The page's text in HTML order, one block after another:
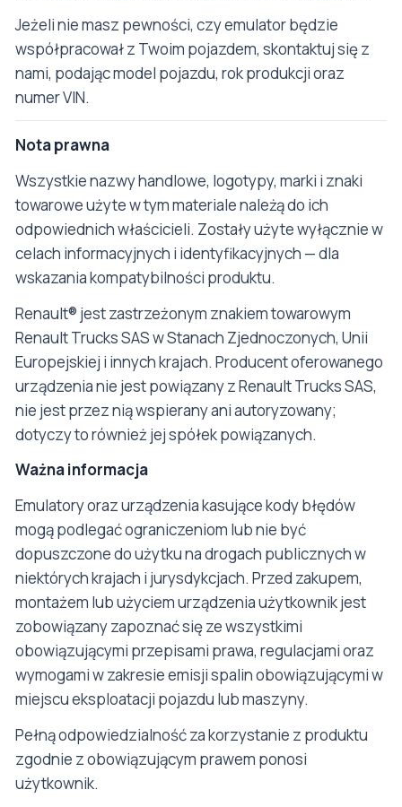
Jeżeli nie masz pewności, czy emulator będzie
współpracował z Twoim pojazdem, skontaktuj się z
nami, podając model pojazdu, rok produkcji oraz
numer VIN.
Nota prawna
Wszystkie nazwy handlowe, logotypy, marki i znaki
towarowe użyte w tym materiale należą do ich
odpowiednich właścicieli. Zostały użyte wyłącznie w
celach informacyjnych i identyfikacyjnych — dla
wskazania kompatybilności produktu.
Renault® jest zastrzeżonym znakiem towarowym
Renault Trucks SAS w Stanach Zjednoczonych, Unii
Europejskiej i innych krajach. Producent oferowanego
urządzenia nie jest powiązany z Renault Trucks SAS,
nie jest przez nią wspierany ani autoryzowany;
dotyczy to również jej spółek powiązanych.
Ważna informacja
Emulatory oraz urządzenia kasujące kody błędów
mogą podlegać ograniczeniom lub nie być
dopuszczone do użytku na drogach publicznych w
niektórych krajach i jurysdykcjach. Przed zakupem,
montażem lub użyciem urządzenia użytkownik jest
zobowiązany zapoznać się ze wszystkimi
obowiązującymi przepisami prawa, regulacjami oraz
wymogami w zakresie emisji spalin obowiązującymi w
miejscu eksploatacji pojazdu lub maszyny.
Pełną odpowiedzialność za korzystanie z produktu
zgodnie z obowiązującym prawem ponosi
użytkownik.